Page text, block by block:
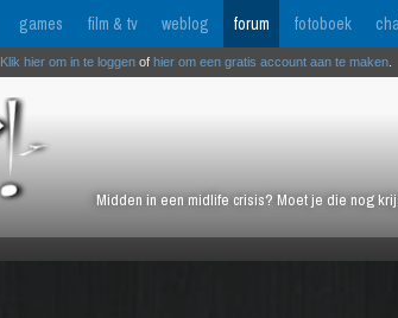
games film & tv weblog forum fotoboek
Midden in een midlife crisis? Moet je die nog
Klik hier om in te loggen of hier om een gratis account aan te maken